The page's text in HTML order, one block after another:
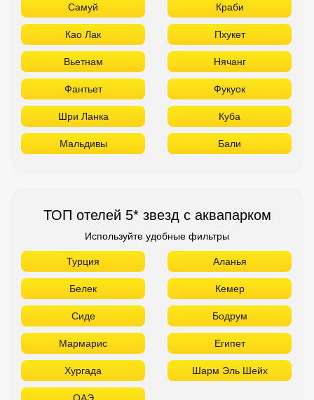
Самуй Краби
Као Лак Пхукет
Вьетнам Нячанг
Фантьет Фукуок
Шри Ланка Куба
Мальдивы Бали
ТОП отелей 5* звезд с аквапарком
Используйте удобные фильтры
Турция Аланья
Белек Кемер
Сиде Бодрум
Мармарис Египет
Хургада Шарм Эль Шейх